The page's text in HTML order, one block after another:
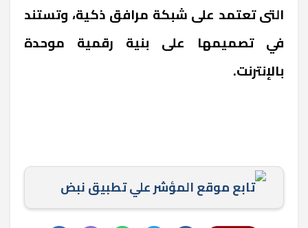
التى تعتمد على شبكة مرافق ذكية، وتستند
في تصميمها على بنية رقمية موحدة
بالإنترنت.
تابع موقع المؤشر علي تطبيق نبض